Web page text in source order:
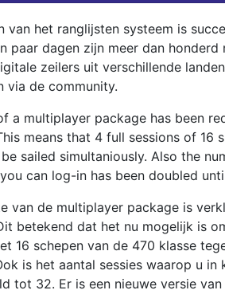
van het ranglijsten systeem is
paar dagen zijn meer dan
zeilers uit verschillende
via de community.
a multiplayer package has been
means that 4 full sessions of 16
sailed simultaniously. Also the
can log-in has been doubled
van de multiplayer package is
betekend dat het nu mogelijk is
16 schepen van de 470 klasse
is het aantal sessies waarop u in
tot 32. Er is een nieuwe versie